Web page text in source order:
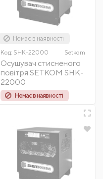
Немає в наявності
Код: SHK-22000 Setkom
Осушувач стисненого
повітря SETKOM SHK-
22000
Немає в наявності